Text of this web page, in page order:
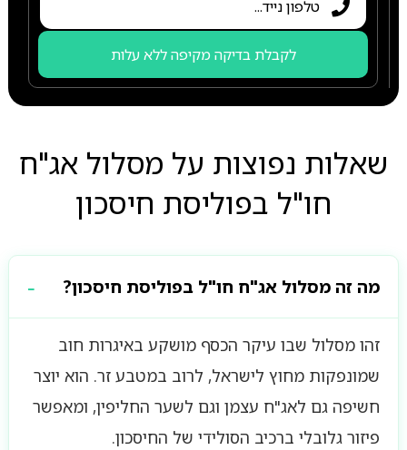
לקבלת בדיקה מקיפה ללא עלות
שאלות נפוצות על מסלול אג"ח
חו"ל בפוליסת חיסכון
מה זה מסלול אג"ח חו"ל בפוליסת חיסכון?
זהו מסלול שבו עיקר הכסף מושקע באיגרות חוב
שמונפקות מחוץ לישראל, לרוב במטבע זר. הוא יוצר
חשיפה גם לאג"ח עצמן וגם לשער החליפין, ומאפשר
פיזור גלובלי ברכיב הסולידי של החיסכון.